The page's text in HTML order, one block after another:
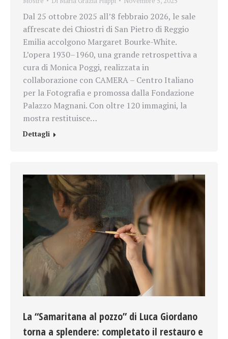
Dal 25 ottobre 2025 all’8 febbraio 2026, le sale
affrescate dei Chiostri di San Pietro di Reggio
Emilia accolgono Margaret Bourke-White.
L’opera 1930–1960, una grande retrospettiva a
cura di Monica Poggi, realizzata in
collaborazione con CAMERA – Centro Italiano
per la Fotografia e promossa dalla Fondazione
Palazzo Magnani. Con oltre 120 immagini, la
mostra restituisce…
Dettagli
La “Samaritana al pozzo” di Luca Giordano
torna a splendere: completato il restauro e